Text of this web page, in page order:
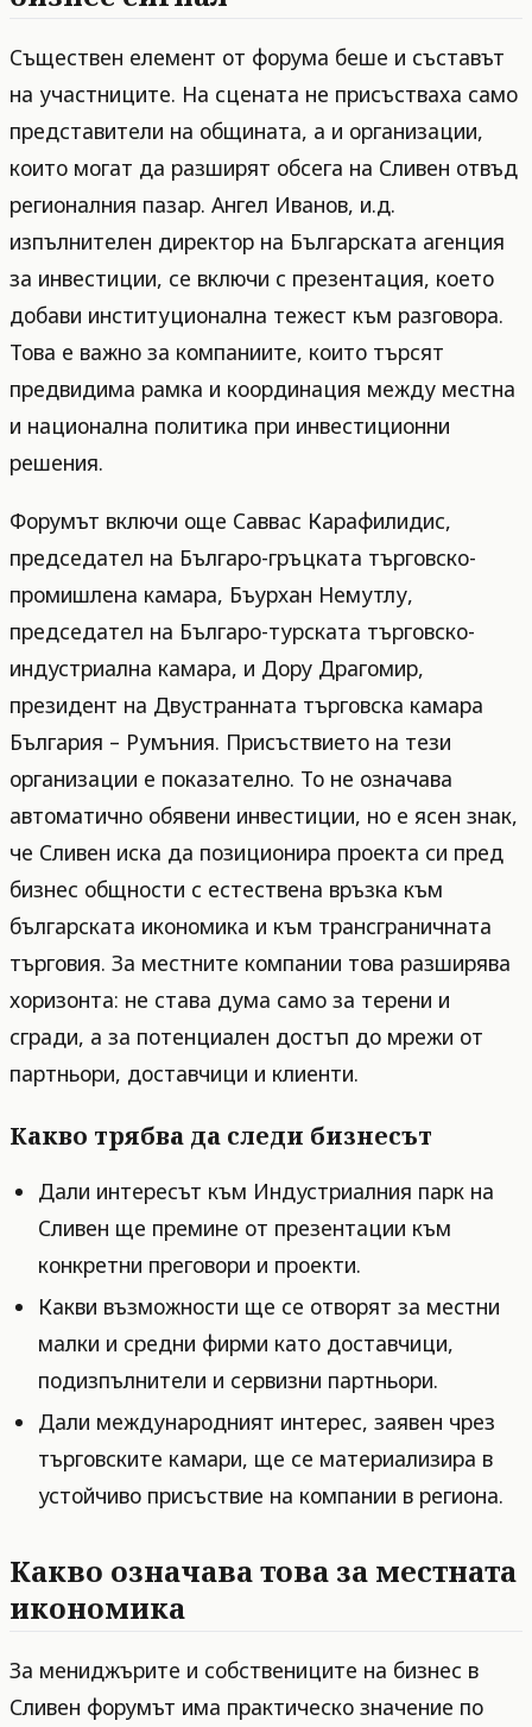
Съществен елемент от форума беше и съставът
на участниците. На сцената не присъстваха само
представители на общината, а и организации,
които могат да разширят обсега на Сливен отвъд
регионалния пазар. Ангел Иванов, и.д.
изпълнителен директор на Българската агенция
за инвестиции, се включи с презентация, което
добави институционална тежест към разговора.
Това е важно за компаниите, които търсят
предвидима рамка и координация между местна
и национална политика при инвестиционни
решения.
Форумът включи още Саввас Карафилидис,
председател на Българо-гръцката търговско-
промишлена камара, Бъурхан Немутлу,
председател на Българо-турската търговско-
индустриална камара, и Дору Драгомир,
президент на Двустранната търговска камара
България – Румъния. Присъствието на тези
организации е показателно. То не означава
автоматично обявени инвестиции, но е ясен знак,
че Сливен иска да позиционира проекта си пред
бизнес общности с естествена връзка към
българската икономика и към трансграничната
търговия. За местните компании това разширява
хоризонта: не става дума само за терени и
сгради, а за потенциален достъп до мрежи от
партньори, доставчици и клиенти.
Какво трябва да следи бизнесът
Дали интересът към Индустриалния парк на
Сливен ще премине от презентации към
конкретни преговори и проекти.
Какви възможности ще се отворят за местни
малки и средни фирми като доставчици,
подизпълнители и сервизни партньори.
Дали международният интерес, заявен чрез
търговските камари, ще се материализира в
устойчиво присъствие на компании в региона.
Какво означава това за местната
икономика
За мениджърите и собствениците на бизнес в
Сливен форумът има практическо значение по